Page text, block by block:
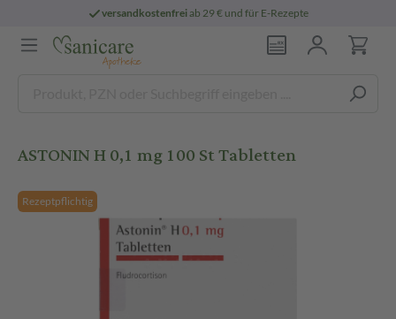
versandkostenfreiab 29 € und für E-Rezepte
ASTONIN H 0,1 mg 100 St Tabletten
Rezeptpflichtig